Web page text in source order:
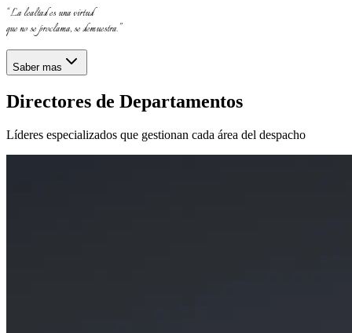
“La lealtad es una virtud
que no se proclama, se demuestra.
Saber mas
Directores de Departamentos
Líderes especializados que gestionan cada área del despacho